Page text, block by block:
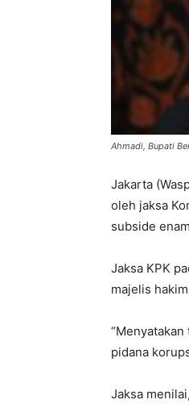
Ahmadi, Bupati
Jakarta
oleh jaksa
subside
Jaksa KPK
majelis
pidana
Jaksa